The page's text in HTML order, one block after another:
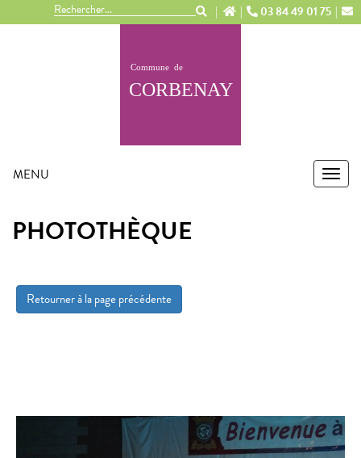
03 84 49 01 75
MENU
PHOTOTHÈQUE
Retourner à la page précédente
Panneau de gestion des cookies